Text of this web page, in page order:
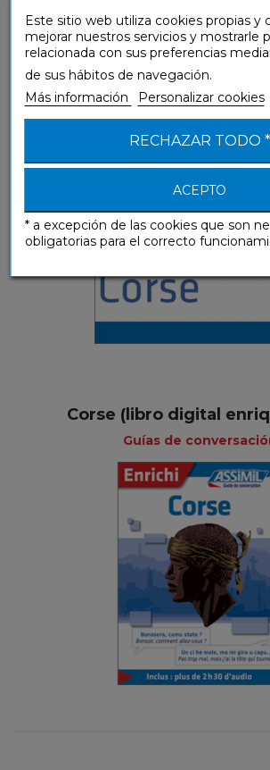
Corse (mp3
Guías de conversación
Corse (libro digital
Guías de
Este sitio web utiliza cookies propias y
mejorar nuestros servicios y mostrarle
relacionada con sus preferencias
de sus hábitos de navegación.
Más información
Personalizar cookies
RECHAZAR TODO *
ACEPTO
* a excepción de las cookies que son
obligatorias para el correcto